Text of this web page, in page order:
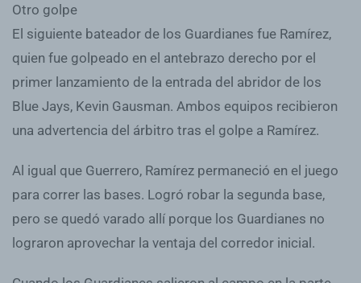
Otro golpe
El siguiente bateador de los Guardianes fue Ramírez,
quien fue golpeado en el antebrazo derecho por el
primer lanzamiento de la entrada del abridor de los
Blue Jays, Kevin Gausman. Ambos equipos recibieron
una advertencia del árbitro tras el golpe a Ramírez.
Al igual que Guerrero, Ramírez permaneció en el juego
para correr las bases. Logró robar la segunda base,
pero se quedó varado allí porque los Guardianes no
lograron aprovechar la ventaja del corredor inicial.